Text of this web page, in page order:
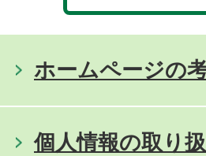
ホームページの
個人情報の取り